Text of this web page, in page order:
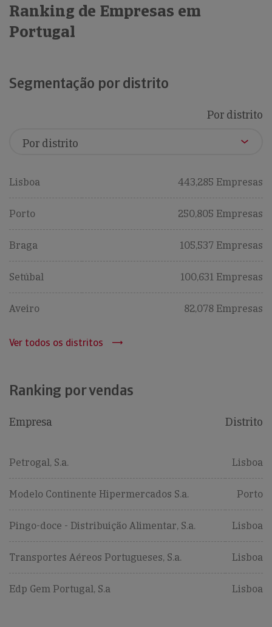
Ranking de Empresas em
Portugal
Segmentação por distrito
Por distrito
Lisboa 443,285 Empresas
Porto 250,805 Empresas
Braga 105,537 Empresas
Setúbal 100,631 Empresas
Aveiro 82,078 Empresas
Ver todos os distritos
Ranking por vendas
Empresa Distrito
Petrogal, S.a. Lisboa
Modelo Continente Hipermercados S.a. Porto
Pingo-doce - Distribuição Alimentar, S.a. Lisboa
Transportes Aéreos Portugueses, S.a. Lisboa
Edp Gem Portugal, S.a Lisboa